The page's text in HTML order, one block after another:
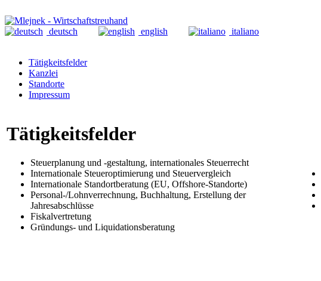
deutsch english italiano
Tätigkeitsfelder
Kanzlei
Standorte
Impressum
Tätigkeitsfelder
Steuerplanung und -gestaltung, internationales Steuerrecht
Internationale Steueroptimierung und Steuervergleich
Internationale Standortberatung (EU, Offshore-Standorte)
Personal-/Lohnverrechnung, Buchhaltung, Erstellung der
Jahresabschlüsse
Fiskalvertretung
Gründungs- und Liquidationsberatung